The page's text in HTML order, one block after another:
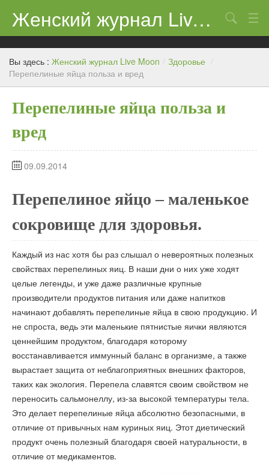
Женский журнал Live Moon
Дети
Домашний очаг
Новости
Поиск
Вы здесь : Женский журнал Live Moon / Здоровье /
Перепелиные яйца польза и вред
Перепелиные яйца польза и
вред
09.09.2014
Перепелиное яйцо – маленькое
сокровище для здоровья.
Каждый из нас хотя бы раз слышал о невероятных полезных
свойствах перепелиных яиц. В наши дни о них уже ходят
целые легенды, и уже даже различные крупные
производители продуктов питания или даже напитков
начинают добавлять перепелиные яйца в свою продукцию. И
не спроста, ведь эти маленькие пятнистые яички являются
ценнейшим продуктом, благодаря которому
восстанавливается иммунный баланс в организме, а также
вырастает защита от неблагоприятных внешних факторов,
таких как экология. Перепела славятся своим свойством не
переносить сальмонеллу, из-за высокой температуры тела.
Это делает перепелиные яйца абсолютно безопасными, в
отличие от привычных нам куриных яиц. Этот диетический
продукт очень полезный благодаря своей натуральности, в
отличие от медикаментов.